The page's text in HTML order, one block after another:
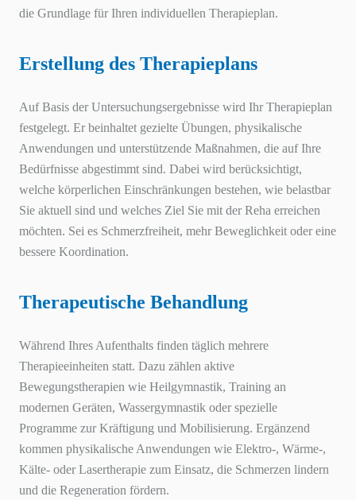
die Grundlage für Ihren individuellen Therapieplan.
Erstellung des Therapieplans
Auf Basis der Untersuchungsergebnisse wird Ihr Therapieplan
festgelegt. Er beinhaltet gezielte Übungen, physikalische
Anwendungen und unterstützende Maßnahmen, die auf Ihre
Bedürfnisse abgestimmt sind. Dabei wird berücksichtigt,
welche körperlichen Einschränkungen bestehen, wie belastbar
Sie aktuell sind und welches Ziel Sie mit der Reha erreichen
möchten. Sei es Schmerzfreiheit, mehr Beweglichkeit oder eine
bessere Koordination.
Therapeutische Behandlung
Während Ihres Aufenthalts finden täglich mehrere
Therapieeinheiten statt. Dazu zählen aktive
Bewegungstherapien wie Heilgymnastik, Training an
modernen Geräten, Wassergymnastik oder spezielle
Programme zur Kräftigung und Mobilisierung. Ergänzend
kommen physikalische Anwendungen wie Elektro-, Wärme-,
Kälte- oder Lasertherapie zum Einsatz, die Schmerzen lindern
und die Regeneration fördern.